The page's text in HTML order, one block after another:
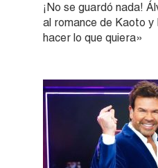
¡No se guardó nada!
al romance de Kaoto y
hacer lo que quiera»